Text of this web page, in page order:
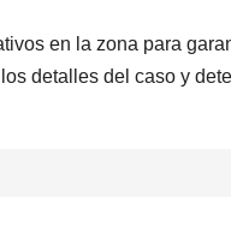
en la zona para
detalles del caso y